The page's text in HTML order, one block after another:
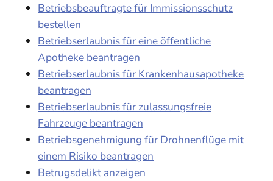
Betriebsbeauftragte für Immissionsschutz
bestellen
Betriebserlaubnis für eine öffentliche
Apotheke beantragen
Betriebserlaubnis für Krankenhausapotheke
beantragen
Betriebserlaubnis für zulassungsfreie
Fahrzeuge beantragen
Betriebsgenehmigung für Drohnenflüge mit
einem Risiko beantragen
Betrugsdelikt anzeigen